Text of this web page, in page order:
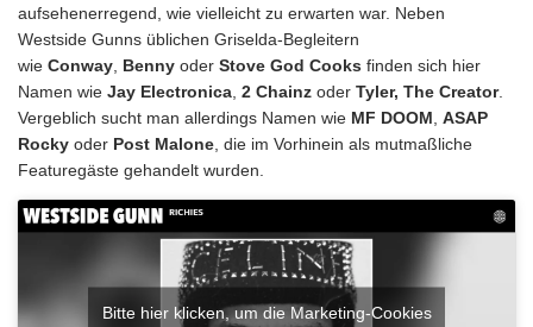
aufsehenerregend, wie vielleicht zu erwarten war. Neben
Westside Gunns üblichen Griselda-Begleitern
wie Conway, Benny oder Stove God Cooks finden sich hier
Namen wie Jay Electronica, 2 Chainz oder Tyler, The Creator.
Vergeblich sucht man allerdings Namen wie MF DOOM, ASAP
Rocky oder Post Malone, die im Vorhinein als mutmaßliche
Featuregäste gehandelt wurden.
Bitte hier klicken, um die Marketing-Cookies